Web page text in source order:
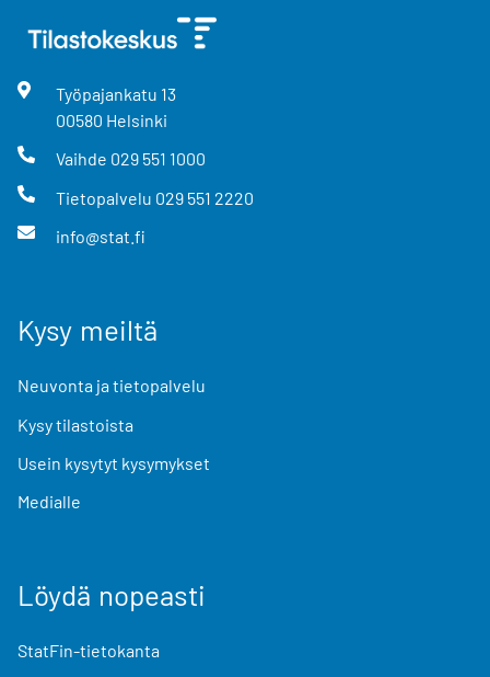
Työpajankatu 13
00580 Helsinki
Vaihde 029 551 1000
Tietopalvelu 029 551 2220
info@stat.fi
Kysy meiltä
Neuvonta ja tietopalvelu
Kysy tilastoista
Usein kysytyt kysymykset
Medialle
Löydä nopeasti
StatFin-tietokanta